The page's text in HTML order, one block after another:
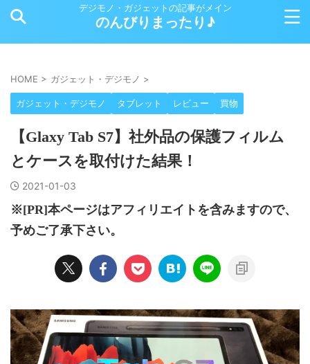
デジモノ・ガジェットの記事がメイン
のんびりまったり♪
HOME > ガジェット・デジモノ >
ガジェット・デジモノ タブレット レビュー 買物
【Glaxy Tab S7】社外品の保護フィルム
とケースを取付けた結果！
2021-01-03
※[PR]本ページはアフィリエイトを含みますので、
予めご了承下さい。